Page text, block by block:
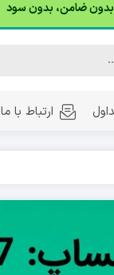
بدون ضامن، بدون سود
ارتباط با ما